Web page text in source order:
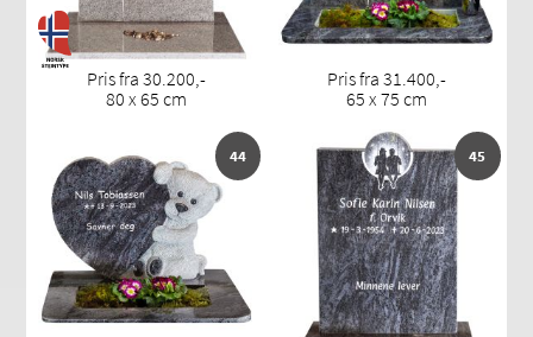
Pris fra 30.200,-
80 x 65 cm
Pris fra 31.400,-
65 x 75 cm
44 45